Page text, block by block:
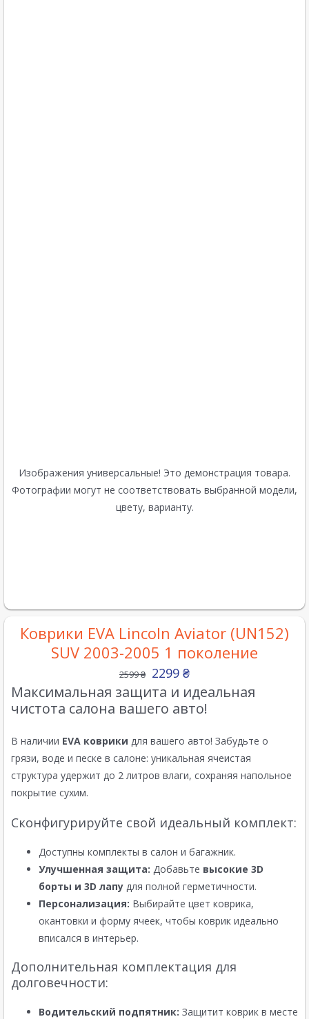
Изображения универсальные! Это демонстрация товара.
Фотографии могут не соответствовать выбранной модели,
цвету, варианту.
Коврики EVA Lincoln Aviator (UN152)
SUV 2003-2005 1 поколение
2599₴ 2299 ₴
Максимальная защита и идеальная
чистота салона вашего авто!
В наличии EVA коврики для вашего авто! Забудьте о
грязи, воде и песке в салоне: уникальная ячеистая
структура удержит до 2 литров влаги, сохраняя напольное
покрытие сухим.
Сконфигурируйте свой идеальный комплект:
Доступны комплекты в салон и багажник.
Улучшенная защита: Добавьте высокие 3D
борты и 3D лапу для полной герметичности.
Персонализация: Выбирайте цвет коврика,
окантовки и форму ячеек, чтобы коврик идеально
вписался в интерьер.
Дополнительная комплектация для
долговечности:
Водительский подпятник: Защитит коврик в месте